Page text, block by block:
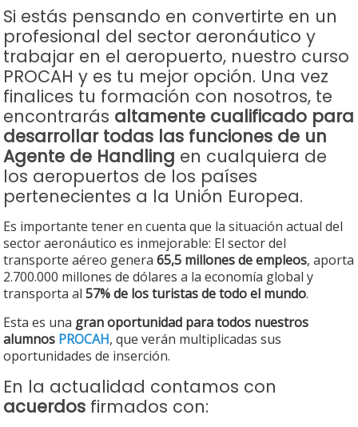
Si estás pensando en convertirte en un
profesional del sector aeronáutico y
trabajar en el aeropuerto, nuestro curso
PROCAH y es tu mejor opción. Una vez
finalices tu formación con nosotros, te
encontrarás altamente cualificado para
desarrollar todas las funciones de un
Agente de Handling en cualquiera de
los aeropuertos de los países
pertenecientes a la Unión Europea.
Es importante tener en cuenta que la situación actual del
sector aeronáutico es inmejorable: El sector del
transporte aéreo genera65,5 millones de empleos, aporta
2.700.000 millones de dólares a la economía global y
transporta al 57% de los turistas de todo el mundo.
Esta es una gran oportunidad para todos nuestros
alumnos PROCAH, que verán multiplicadas sus
oportunidades de inserción.
En la actualidad contamos con
acuerdos firmados con: